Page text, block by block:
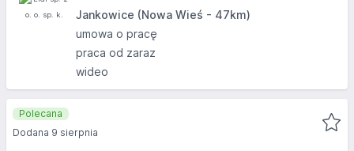
Jankowice (Nowa Wieś - 47km)
umowa o pracę
praca od zaraz
wideo
Polecana
Dodana 9 sierpnia